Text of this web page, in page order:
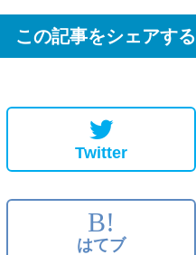
この記事をシェアする
Twitter
B!
はてブ